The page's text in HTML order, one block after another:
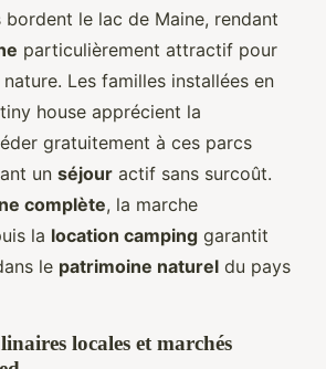
bordent le lac de Maine, rendant
particulièrement attractif pour
Les familles installées en
house apprécient la
gratuitement à ces parcs
un séjour actif sans surcoût.
complète, la marche
la location camping garantit
le patrimoine naturel du pays
locales et marchés